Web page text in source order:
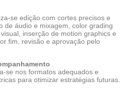
se edição com cortes precisos e
de áudio e mixagem, color grading
inserção de motion graphics e
fim, revisão e aprovação pelo
se nos formatos adequados e
para otimizar estratégias futuras.